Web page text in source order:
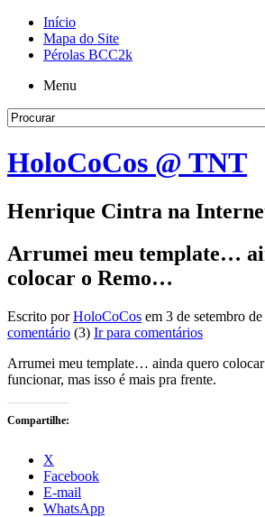
Início
Mapa do Site
Pérolas BCC2k
Menu
HoloCoCos @ TNT
Henrique Cintra na
Arrumei meu template…
colocar o Remo…
Escrito porHoloCoCos em 3 de setembro de
comentário (3) Ir para comentários
Arrumei meu template… ainda quero
funcionar, mas isso é mais pra frente.
Compartilhe:
X
Facebook
E-mail
WhatsApp